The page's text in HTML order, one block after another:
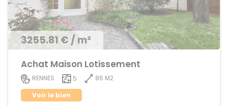
3255.81 € / m²
Achat Maison Lotissement
RENNES 5
86 M2
Voir le bien